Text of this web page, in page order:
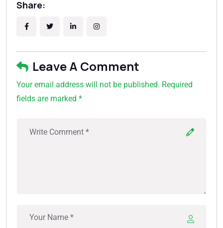
Share:
Leave A Comment
Your email address will not be published. Required
fields are marked *